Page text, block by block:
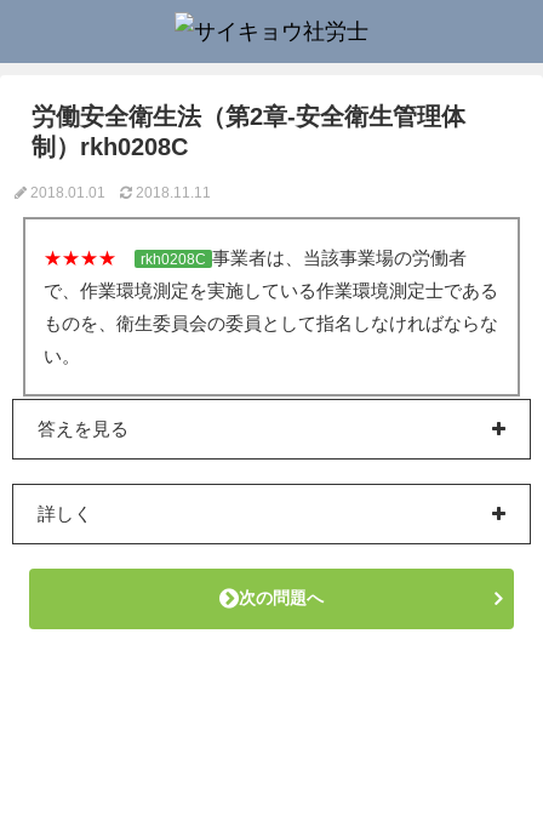
労働安全衛生法（第2章-安全衛生管理体
制）rkh0208C
2018.01.01 2018.11.11
★★★★ rkh0208C 事業者は、当該事業場の労働者
で、作業環境測定を実施している作業環境測定士である
ものを、衛生委員会の委員として指名しなければならな
い。
答えを見る
詳しく
次の問題へ